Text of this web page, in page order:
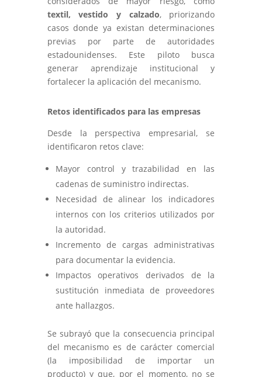
textil, vestido y calzado, priorizando
casos donde ya existan determinaciones
previas por parte de autoridades
estadounidenses. Este piloto busca
generar aprendizaje institucional y
fortalecer la aplicación del mecanismo.
Retos identificados para las empresas
Desde la perspectiva empresarial, se
identificaron retos clave:
Mayor control y trazabilidad en las
cadenas de suministro indirectas.
Necesidad de alinear los indicadores
internos con los criterios utilizados por
la autoridad.
Incremento de cargas administrativas
para documentar la evidencia.
Impactos operativos derivados de la
sustitución inmediata de proveedores
ante hallazgos.
Se subrayó que la consecuencia principal
del mecanismo es de carácter comercial
(la imposibilidad de importar un
producto) y que, por el momento, no se